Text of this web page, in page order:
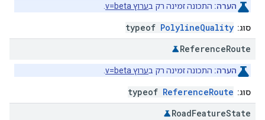
הערה: התכונה זמינה רק בערוץ v=beta .
סוג: typeof PolylineQuality
ReferenceRoute
הערה: התכונה זמינה רק בערוץ v=beta .
סוג: typeof ReferenceRoute
RoadFeatureState